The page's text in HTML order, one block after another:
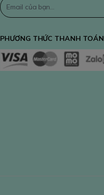
PHƯƠNG THỨC THANH TOÁN